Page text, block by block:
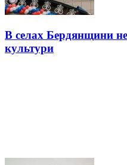
В селах Бердянщини не
культури